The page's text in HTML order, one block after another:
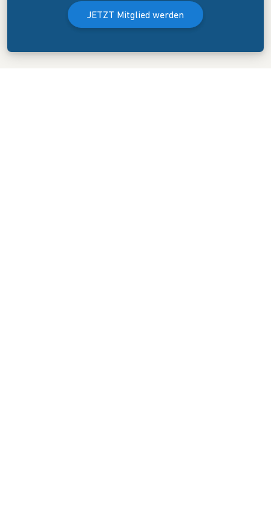
JETZT Mitglied werden